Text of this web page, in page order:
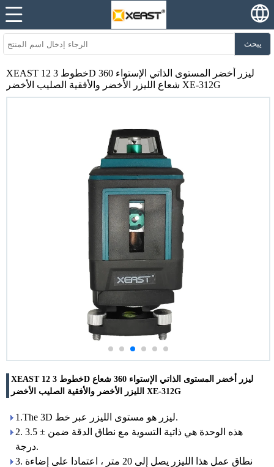
يبحث
XEAST 12 خطوط 3D ليزر أخضر المستوى الذاتي الإستواء 360
شعاع الليزر الأخضر والأفقية الصليب الأخضر XE-312G
XEAST 12 خطوط 3D ليزر أخضر المستوى الذاتي الإستواء 360 شعاع
الليزر الأخضر والأفقية الصليب الأخضر XE-312G
1.The 3D ليزر هو مستوى الليزر عبر خط.
2. هذه الوحدة هي ذاتية التسوية مع نطاق الدقة ضمن ± 3.5
درجة.
3. نطاق عمل هذا الليزر يصل إلى 20 متر ، اعتمادا على إضاءة